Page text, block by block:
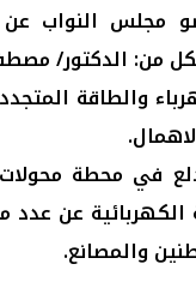
مجلس النواب
من: الدكتور/
والطاقة
في محطة
عن
والمصانع.